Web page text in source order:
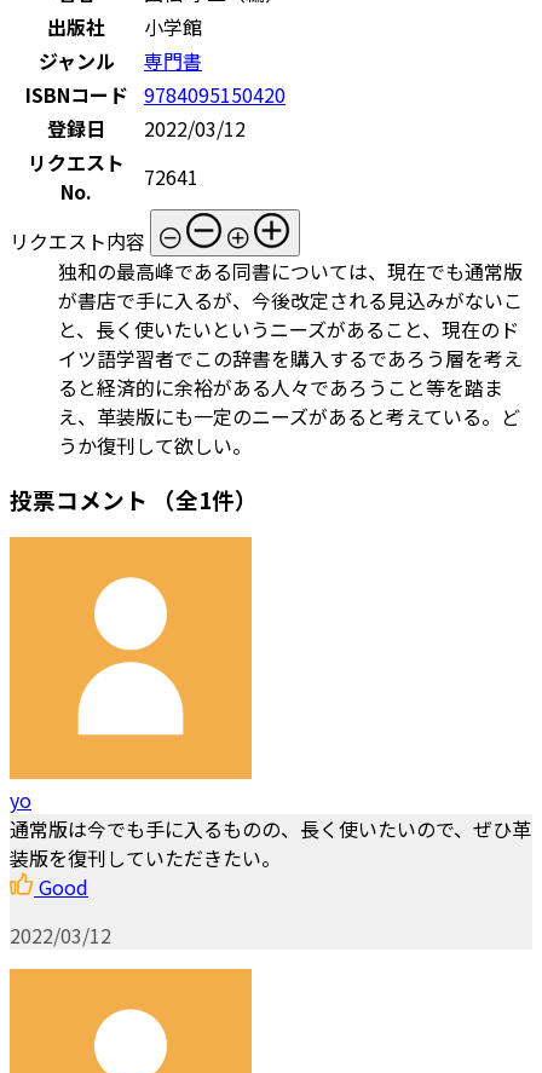
出版社
小学館
ジャンル
専門書
ISBNコード 9784095150420
登録日
2022/03/12
リクエスト
No.
72641
リクエスト内容
独和の最高峰である同書については、現在でも通常版
が書店で手に入るが、今後改定される見込みがないこ
と、長く使いたいというニーズがあること、現在のド
イツ語学習者でこの辞書を購入するであろう層を考え
ると経済的に余裕がある人々であろうこと等を踏ま
え、革装版にも一定のニーズがあると考えている。ど
うか復刊して欲しい。
投票コメント （全1件）
yo
通常版は今でも手に入るものの、長く使いたいので、ぜひ革
装版を復刊していただきたい。
Good
2022/03/12